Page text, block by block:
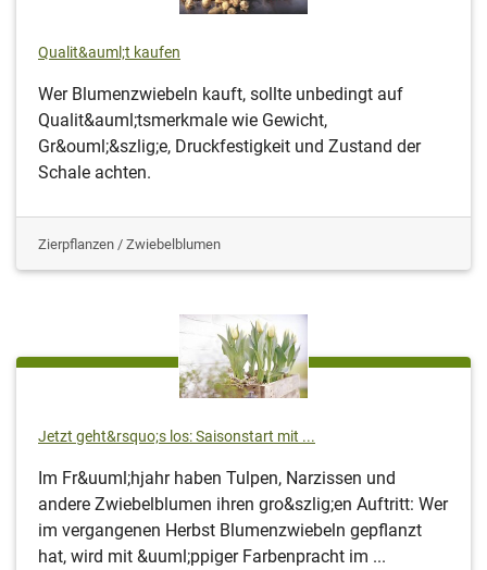
Qualit&auml;t kaufen
Wer Blumenzwiebeln kauft, sollte unbedingt auf
Qualit&auml;tsmerkmale wie Gewicht,
Gr&ouml;&szlig;e, Druckfestigkeit und Zustand der
Schale achten.
Zierpflanzen / Zwiebelblumen
Jetzt geht&rsquo;s los: Saisonstart mit ...
Im Fr&uuml;hjahr haben Tulpen, Narzissen und
andere Zwiebelblumen ihren gro&szlig;en Auftritt: Wer
im vergangenen Herbst Blumenzwiebeln gepflanzt
hat, wird mit &uuml;ppiger Farbenpracht im ...